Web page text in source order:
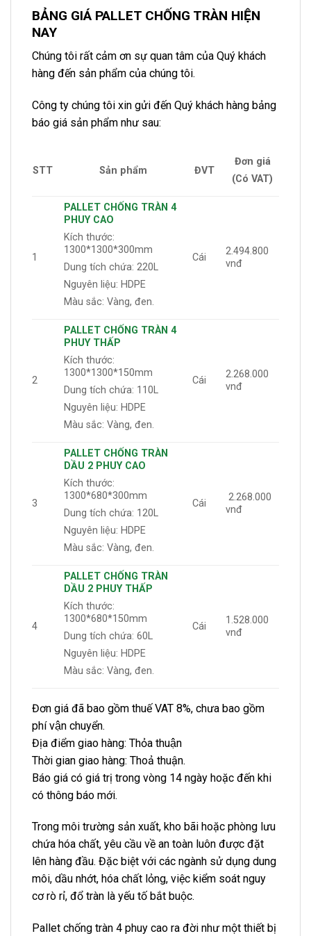
BẢNG GIÁ PALLET CHỐNG TRÀN HIỆN
NAY
Chúng tôi rất cảm ơn sự quan tâm của Quý khách
hàng đến sản phẩm của chúng tôi.
Công ty chúng tôi xin gửi đến Quý khách hàng bảng
báo giá sản phẩm như sau:
STT Sản phẩm ĐVT
Đơn giá
(Có VAT)
1
PALLET CHỐNG TRÀN 4
PHUY CAO
Kích thước:
1300*1300*300mm
Dung tích chứa: 220L
Nguyên liệu: HDPE
Màu sắc: Vàng, đen.
Cái
2.494.800
vnđ
2
PALLET CHỐNG TRÀN 4
PHUY THẤP
Kích thước:
1300*1300*150mm
Dung tích chứa: 110L
Nguyên liệu: HDPE
Màu sắc: Vàng, đen.
Cái
2.268.000
vnđ
3
PALLET CHỐNG TRÀN
DẦU 2 PHUY CAO
Kích thước:
1300*680*300mm
Dung tích chứa: 120L
Nguyên liệu: HDPE
Màu sắc: Vàng, đen.
Cái
2.268.000
vnđ
4
PALLET CHỐNG TRÀN
DẦU 2 PHUYTHẤP
Kích thước:
1300*680*150mm
Dung tích chứa: 60L
Nguyên liệu: HDPE
Màu sắc: Vàng, đen.
Cái
1.528.000
vnđ
Đơn giá đã bao gồm thuế VAT 8%, chưa bao gồm
phí vận chuyển.
Địa điểm giao hàng: Thỏa thuận
Thời gian giao hàng: Thoả thuận.
Báo giá có giá trị trong vòng 14 ngày hoặc đến khi
có thông báo mới.
Trong môi trường sản xuất, kho bãi hoặc phòng lưu
chứa hóa chất, yêu cầu về an toàn luôn được đặt
lên hàng đầu. Đặc biệt với các ngành sử dụng dung
môi, dầu nhớt, hóa chất lỏng, việc kiểm soát nguy
cơ rò rỉ, đổ tràn là yếu tố bắt buộc.
Pallet chống tràn 4 phuy cao ra đời như một thiết bị